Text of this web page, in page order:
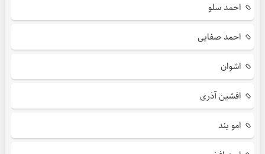
احمد سلو
احمد صفایی
اشوان
افشین آذری
امو بند